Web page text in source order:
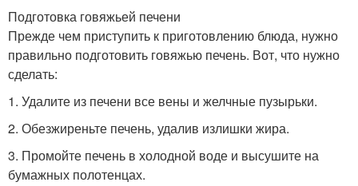
Подготовка говяжьей печени
Прежде чем приступить к приготовлению блюда, нужно
правильно подготовить говяжью печень. Вот, что нужно
сделать:
1. Удалите из печени все вены и желчные пузырьки.
2. Обезжиреньте печень, удалив излишки жира.
3. Промойте печень в холодной воде и высушите на
бумажных полотенцах.